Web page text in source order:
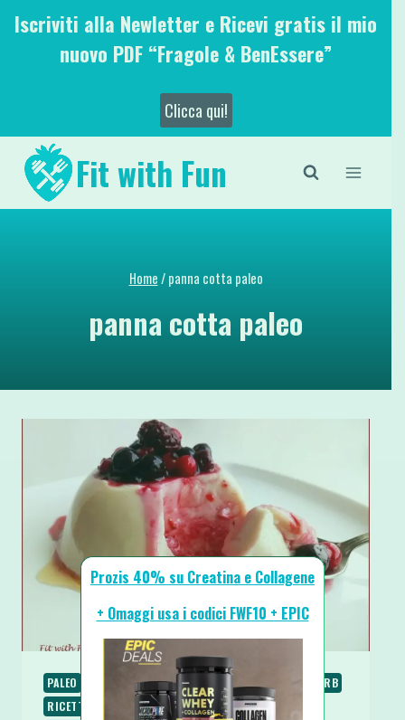
SaltaIscriviti alla Newletter e Ricevi gratis il mio
nuovo PDF “Fragole & BenEssere”
Clicca qui!
Fit with Fun
Home/ panna cotta paleo
panna cotta paleo
PALEO RICETTE DOLCI
RICETTE LOW CARB
RICETTE SENZA GLUTINE
RICETTE VEGANE
Prozis 40% su Creatina e Collagene
+ Omaggi usa i codici FWF10 + EPIC